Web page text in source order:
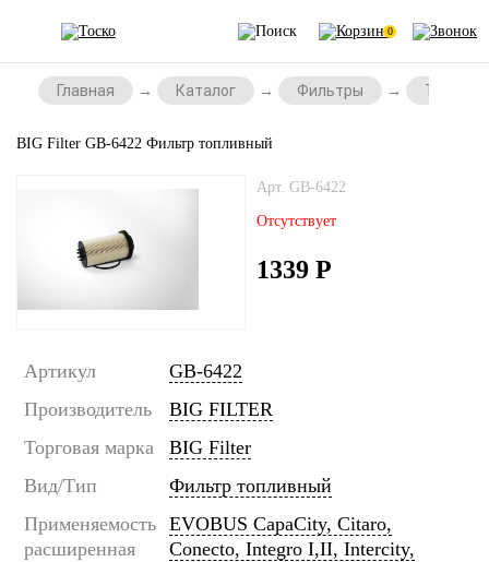
0
Главная Каталог Фильтры
BIG Filter GB-6422 Фильтр топливный
Арт. GB-6422
Отсутствует
1339 Р
Артикул
GB-6422
Производитель
BIG FILTER
Торговая марка
BIG Filter
Вид/Тип
Фильтр топливный
Применяемость
расширенная
EVOBUS CapaCity, Citaro,
Conecto, Integro I,II, Intercity,